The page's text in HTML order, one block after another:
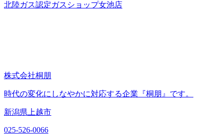
北陸ガス認定ガスショップ女池店
株式会社桐朋
時代の変化にしなやかに対応する企業『桐朋』です。
新潟県上越市
025-526-0066